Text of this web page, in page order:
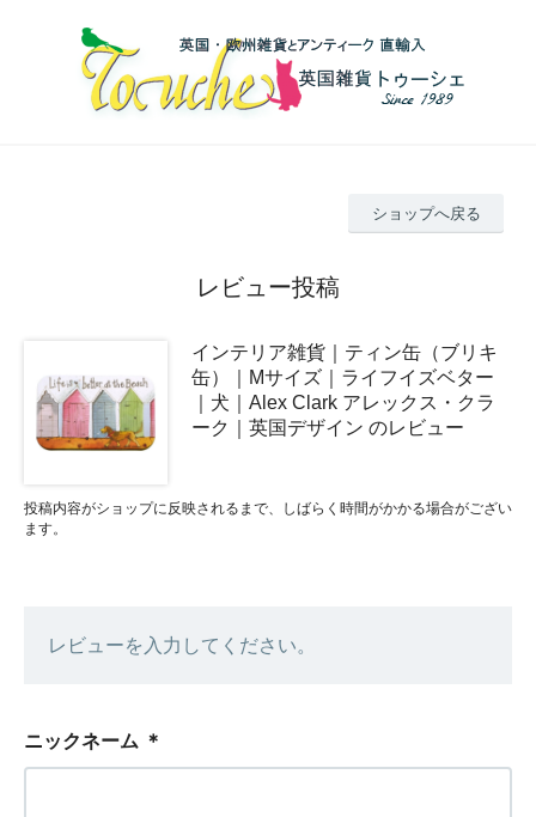
ショップへ戻る
レビュー投稿
インテリア雑貨｜ティン缶（ブリキ
缶）｜Mサイズ｜ライフイズベター
｜犬｜Alex Clark アレックス・クラ
ーク｜英国デザイン のレビュー
投稿内容がショップに反映されるまで、しばらく時間がかかる場合がござい
ます。
レビューを入力してください。
ニックネーム ＊